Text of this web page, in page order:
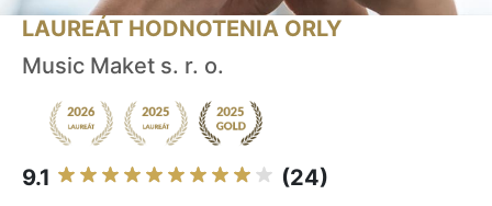
LAUREÁT HODNOTENIA ORLY
Music Maket s. r. o.
9.1 (24)